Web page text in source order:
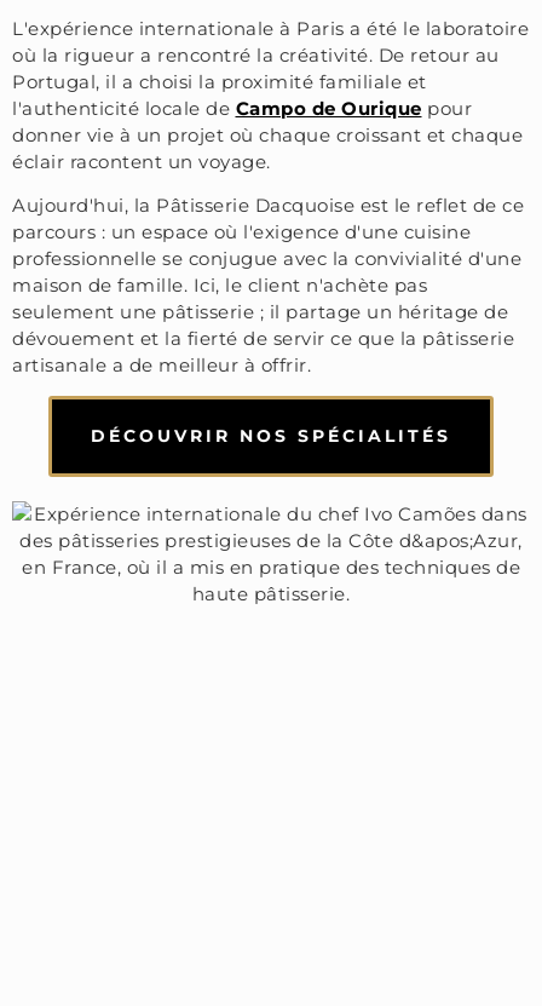
DÉCOUVRIR NOS SPÉCIALITÉS
L'expérience internationale à Paris a été le laboratoire
où la rigueur a rencontré la créativité. De retour au
Portugal, il a choisi la proximité familiale et
l'authenticité locale de Campo de Ourique pour
donner vie à un projet où chaque croissant et chaque
éclair racontent un voyage.
Aujourd'hui, la Pâtisserie Dacquoise est le reflet de ce
parcours : un espace où l'exigence d'une cuisine
professionnelle se conjugue avec la convivialité d'une
maison de famille. Ici, le client n'achète pas
seulement une pâtisserie ; il partage un héritage de
dévouement et la fierté de servir ce que la pâtisserie
artisanale a de meilleur à offrir.